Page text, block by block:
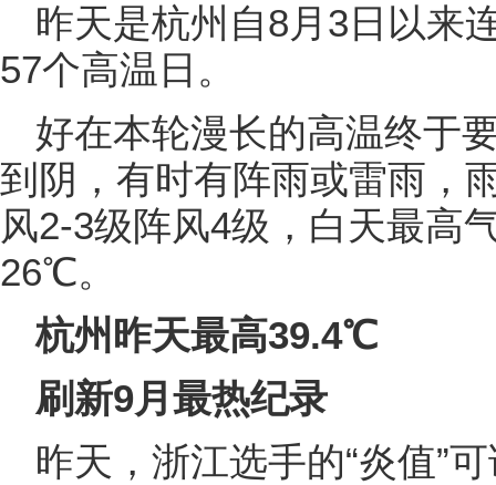
昨天是杭州自8月3日以来
57个高温日。
好在本轮漫长的高温终于
到阴，有时有阵雨或雷雨，
风2-3级阵风4级，白天最高
26℃。
杭州昨天最高39.4℃
刷新9月最热纪录
昨天，浙江选手的“炎值”